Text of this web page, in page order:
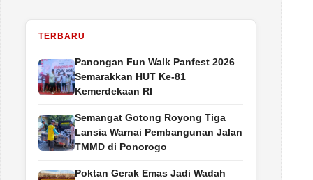
TERBARU
Panongan Fun Walk Panfest 2026
Semarakkan HUT Ke-81
Kemerdekaan RI
Semangat Gotong Royong Tiga
Lansia Warnai Pembangunan Jalan
TMMD di Ponorogo
Poktan Gerak Emas Jadi Wadah